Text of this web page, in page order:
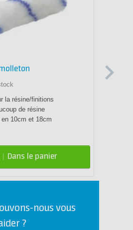
la résine/finitions
de résine
en 10cm et 18cm
Dans le panier
nous vous
?